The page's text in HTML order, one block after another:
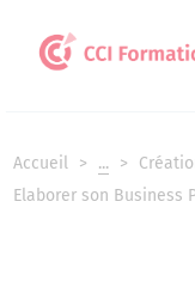
Accueil ...
Elaborer son Business